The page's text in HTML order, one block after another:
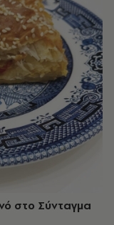
στο Σύνταγμα